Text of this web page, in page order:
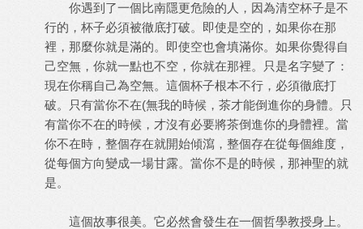
你遇到了一個比南隱更危險的人，因為清空杯子是不
行的，杯子必須被徹底打破。即使是空的，如果你在那
裡，那麼你就是滿的。即使空也會填滿你。如果你覺得自
己空無，你就一點也不空，你就在那裡。只是名字變了：
現在你稱自己為空無。這個杯子根本不行，必須徹底打
破。只有當你不在(無我的時候，茶才能倒進你的身體。只
有當你不在的時候，才沒有必要將茶倒進你的身體裡。當
你不在時，整個存在就開始傾瀉，整個存在從每個維度，
從每個方向變成一場甘露。當你不是的時候，那神聖的就
是。
這個故事很美。它必然會發生在一個哲學教授身上。